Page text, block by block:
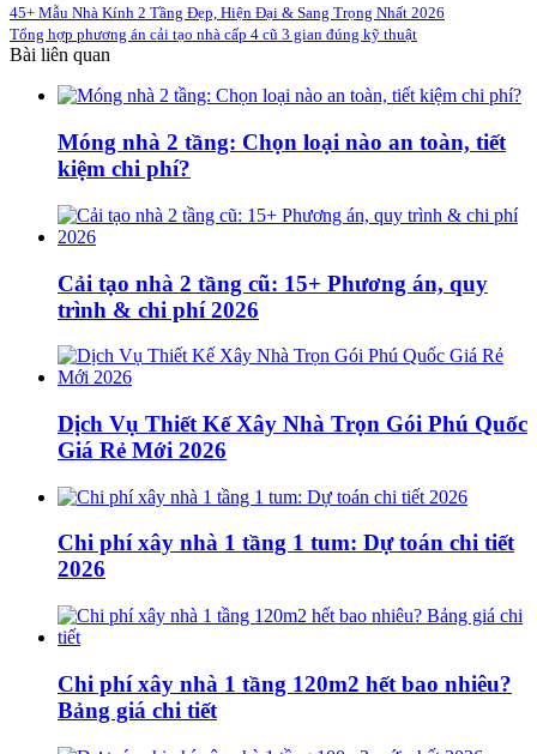
45+ Mẫu Nhà Kính 2 Tầng Đẹp, Hiện Đại & Sang Trọng Nhất 2026
Tổng hợp phương án cải tạo nhà cấp 4 cũ 3 gian đúng kỹ thuật
Bài liên quan
Móng nhà 2 tầng: Chọn loại nào an toàn, tiết
kiệm chi phí?
Cải tạo nhà 2 tầng cũ: 15+ Phương án, quy
trình & chi phí 2026
Dịch Vụ Thiết Kế Xây Nhà Trọn Gói Phú Quốc
Giá Rẻ Mới 2026
Chi phí xây nhà 1 tầng 1 tum: Dự toán chi tiết
2026
Chi phí xây nhà 1 tầng 120m2 hết bao nhiêu?
Bảng giá chi tiết